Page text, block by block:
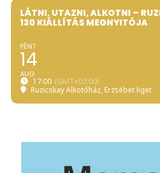
LÁTNI, UTAZNI, ALKOTNI –
130 KIÁLLÍTÁS MEGNYITÓJA
PÉNT
14
AUG
17:00 (GMT+02:00)
Ruzicskay Alkotóház, Erzsébet liget